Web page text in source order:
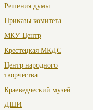
Решения думы
Приказы комитета
МКУ Центр
Крестецкая МКДС
Центр народного
творчества
Краеведческий музей
ДШИ